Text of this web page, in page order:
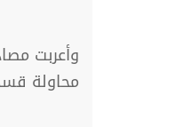
وأعربت
محاولة